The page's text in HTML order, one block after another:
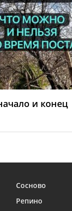
и конец
Сосново
Репино